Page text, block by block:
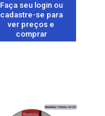
Faça seu login ou
cadastre-se para
ver preços e
comprar